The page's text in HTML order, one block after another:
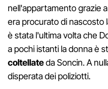
nell'appartamento grazie
era procurato di nascosto
è stata l'ultima volta che
a pochi istanti la donna è
coltellateda Soncin. A
disperata dei poliziotti.